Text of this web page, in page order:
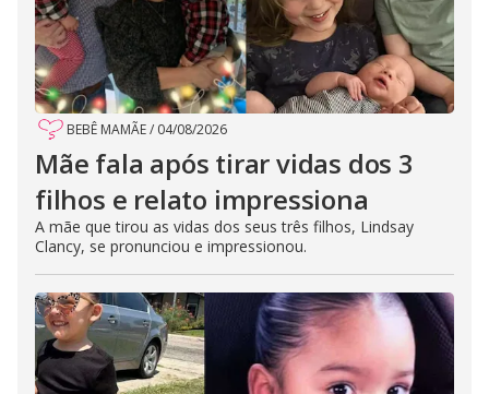
BEBÊ MAMÃE/ 04/08/2026
Mãe fala após tirar vidas dos 3
filhos e relato impressiona
A mãe que tirou as vidas dos seus três filhos, Lindsay
Clancy, se pronunciou e impressionou.